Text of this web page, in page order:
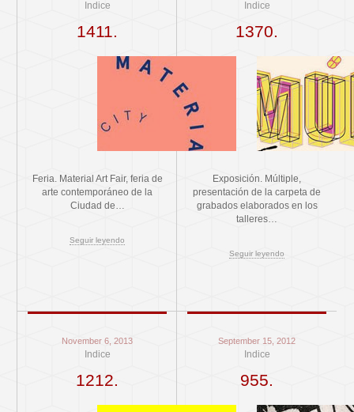
Indice
1411.
Feria. Material Art Fair, feria de
arte contemporáneo de la
Ciudad de…
Seguir leyendo
Indice
1370.
Exposición. Múltiple,
presentación de la carpeta de
grabados elaborados en los
talleres…
Seguir leyendo
November 6, 2013
Indice
1212.
September 15, 2012
Indice
955.